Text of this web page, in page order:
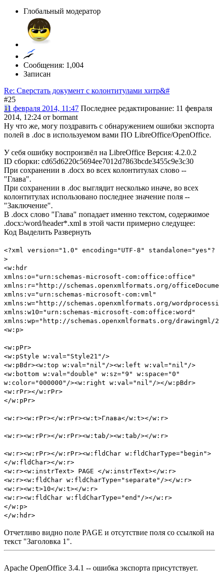
Глобальный модератор
Сообщения: 1,004
Записан
Re: Сверстать документ с колонтитулами хитр&#
#25
11 февраля 2014, 11:47 Последнее редактирование: 11 февраля
2014, 12:24 от bormant
Ну что же, могу поздравить с обнаружением ошибки экспорта
полей в .doc в используемом вами ПО LibreOffice/OpenOffice.
У себя ошибку воспроизвёл на LibreOffice Версия: 4.2.0.2
ID сборки: cd65d6220c5694ee7012d7863bcde3455c9e3c30
При сохранении в .docx во всех колонтитулах слово --
"Глава".
При сохранении в .doc выглядит несколько иначе, во всех
колонтитулах использовано последнее значение поля --
"Заключение".
В .docx слово "Глава" попадает именно текстом, содержимое
.docx:/word/header*.xml в этой части примерно следущее:
Код Выделить Развернуть
<?xml version="1.0" encoding="UTF-8" standalone="yes"?
>
<w:hdr
xmlns:o="urn:schemas-microsoft-com:office:office"
xmlns:r="http://schemas.openxmlformats.org/
xmlns:v="urn:schemas-microsoft-com:vml"
xmlns:w="http://schemas.openxmlformats.org/
xmlns:w10="urn:schemas-microsoft-com:office:word"
xmlns:wp="http://schemas.openxmlformats.org/drawingml/
<w:p>
<w:pPr>
<w:pStyle w:val="Style21"/>
<w:pBdr><w:top w:val="nil"/><w:left w:val="nil"/>
<w:bottom w:val="double" w:sz="9" w:space="0"
w:color="000000"/><w:right w:val="nil"/></w:pBdr>
<w:rPr></w:rPr>
</w:pPr>
<w:r><w:rPr></w:rPr><w:t>Глава</w:t></w:r>
<w:r><w:rPr></w:rPr><w:tab/><w:tab/></w:r>
<w:r><w:rPr></w:rPr><w:fldChar w:fldCharType="begin">
</w:fldChar></w:r>
<w:r><w:instrText> PAGE </w:instrText></w:r>
<w:r><w:fldChar w:fldCharType="separate"/></w:r>
<w:r><w:t>10</w:t></w:r>
<w:r><w:fldChar w:fldCharType="end"/></w:r>
</w:p>
</w:hdr>
Отчетливо видно поле PAGE и отсутствие поля со ссылкой на
текст "Заголовка 1".
Apache OpenOffice 3.4.1 -- ошибка экспорта присутствует.